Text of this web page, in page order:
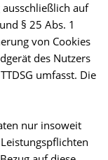
auf
§ 25 Abs. 1
von Cookies
des Nutzers
umfasst. Die
nur insoweit